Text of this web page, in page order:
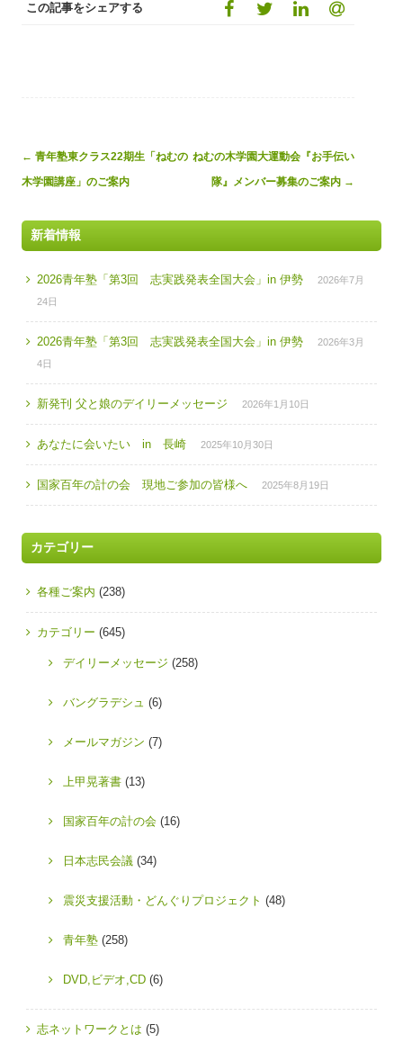
この記事をシェアする
Post
navigation
← 青年塾東クラス22期生「ねむの
木学園講座」のご案内
ねむの木学園大運動会『お手伝い
隊』メンバー募集のご案内 →
新着情報
2026青年塾「第3回 志実践発表全国大会」in 伊勢
2026年7月
24日
2026青年塾「第3回 志実践発表全国大会」in 伊勢
2026年3月
4日
新発刊 父と娘のデイリーメッセージ 2026年1月10日
あなたに会いたい in 長崎 2025年10月30日
国家百年の計の会 現地ご参加の皆様へ 2025年8月19日
カテゴリー
各種ご案内 (238)
カテゴリー (645)
デイリーメッセージ (258)
バングラデシュ (6)
メールマガジン (7)
上甲晃著書 (13)
国家百年の計の会 (16)
日本志民会議 (34)
震災支援活動・どんぐりプロジェクト (48)
青年塾 (258)
DVD,ビデオ,CD (6)
志ネットワークとは (5)